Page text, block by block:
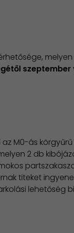
szeptember
M0-ás
2 db
titeket
lehetőség